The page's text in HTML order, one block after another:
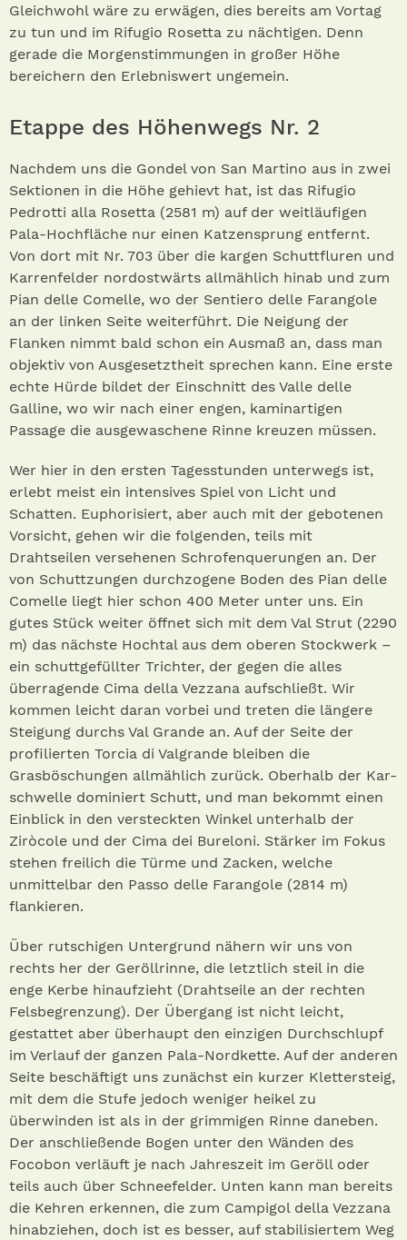
Gleichwohl wäre zu erwägen, dies bereits am Vortag
zu tun und im Rifugio Rosetta zu nächtigen. Denn
gerade die Morgenstimmungen in großer Höhe
bereichern den Erlebniswert ungemein.
Etappe des Höhenwegs Nr. 2
Nachdem uns die Gondel von San Martino aus in zwei
Sektionen in die Höhe gehievt hat, ist das Rifugio
Pedrotti alla Rosetta (2581 m) auf der weitläufigen
Pala-Hochfläche nur einen Katzensprung entfernt.
Von dort mit Nr. 703 über die kargen Schuttfluren und
Karrenfelder nordostwärts allmählich hinab und zum
Pian delle Comelle, wo der Sentiero delle Farangole
an der linken Seite weiterführt. Die Neigung der
Flanken nimmt bald schon ein Ausmaß an, dass man
objektiv von Ausgesetztheit sprechen kann. Eine erste
echte Hürde bildet der Einschnitt des Valle delle
Galline, wo wir nach einer engen, kaminartigen
Passage die ausgewaschene Rinne kreuzen müssen.
Wer hier in den ersten Tagesstunden unterwegs ist,
erlebt meist ein intensives Spiel von Licht und
Schatten. Euphorisiert, aber auch mit der gebotenen
Vorsicht, gehen wir die folgenden, teils mit
Drahtseilen versehenen Schrofenquerungen an. Der
von Schuttzungen durchzogene Boden des Pian delle
Comelle liegt hier schon 400 Meter unter uns. Ein
gutes Stück weiter öffnet sich mit dem Val Strut (2290
m) das nächste Hochtal aus dem oberen Stockwerk –
ein schuttgefüllter Trichter, der gegen die alles
überragende Cima della Vezzana aufschließt. Wir
kommen leicht daran vorbei und treten die längere
Steigung durchs Val Grande an. Auf der Seite der
profilierten Torcia di Valgrande bleiben die
Grasböschungen allmählich zurück. Oberhalb der Kar-
schwelle dominiert Schutt, und man bekommt einen
Einblick in den versteckten Winkel unterhalb der
Ziròcole und der Cima dei Bureloni. Stärker im Fokus
stehen freilich die Türme und Zacken, welche
unmittelbar den Passo delle Farangole (2814 m)
flankieren.
Über rutschigen Untergrund nähern wir uns von
rechts her der Geröllrinne, die letztlich steil in die
enge Kerbe hinaufzieht (Drahtseile an der rechten
Felsbegrenzung). Der Übergang ist nicht leicht,
gestattet aber überhaupt den einzigen Durchschlupf
im Verlauf der ganzen Pala-Nordkette. Auf der anderen
Seite beschäftigt uns zunächst ein kurzer Klettersteig,
mit dem die Stufe jedoch weniger heikel zu
überwinden ist als in der grimmigen Rinne daneben.
Der anschließende Bogen unter den Wänden des
Focobon verläuft je nach Jahreszeit im Geröll oder
teils auch über Schneefelder. Unten kann man bereits
die Kehren erkennen, die zum Campigol della Vezzana
hinabziehen, doch ist es besser, auf stabilisiertem Weg